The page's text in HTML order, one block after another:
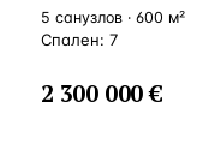
5 санузлов · 600 м²
Спален: 7
2 300 000 €